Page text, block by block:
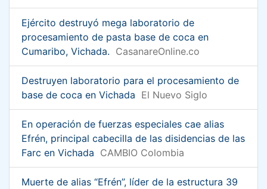
Ejército destruyó mega laboratorio de
procesamiento de pasta base de coca en
Cumaribo, Vichada. CasanareOnline.co
Destruyen laboratorio para el procesamiento de
base de coca en Vichada El Nuevo Siglo
En operación de fuerzas especiales cae alias
Efrén, principal cabecilla de las disidencias de las
Farc en Vichada CAMBIO Colombia
Muerte de alias “Efrén”, líder de la estructura 39